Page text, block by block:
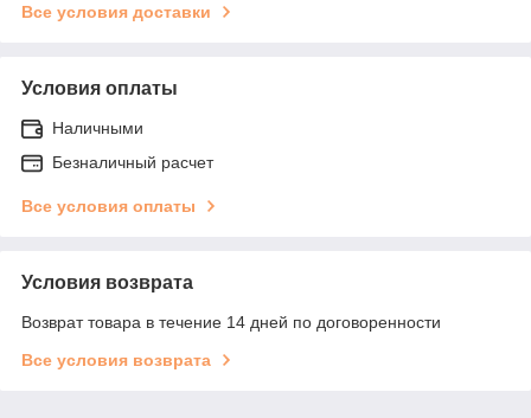
Все условия доставки
Условия оплаты
Наличными
Безналичный расчет
Все условия оплаты
Условия возврата
Возврат товара в течение 14 дней по договоренности
Все условия возврата